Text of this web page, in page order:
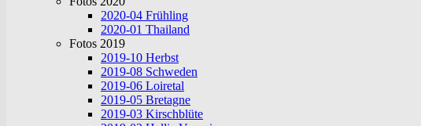
2020-04 Frühling
2020-01 Thailand
Fotos 2019
2019-10 Herbst
2019-08 Schweden
2019-06 Loiretal
2019-05 Bretagne
2019-03 Kirschblüte